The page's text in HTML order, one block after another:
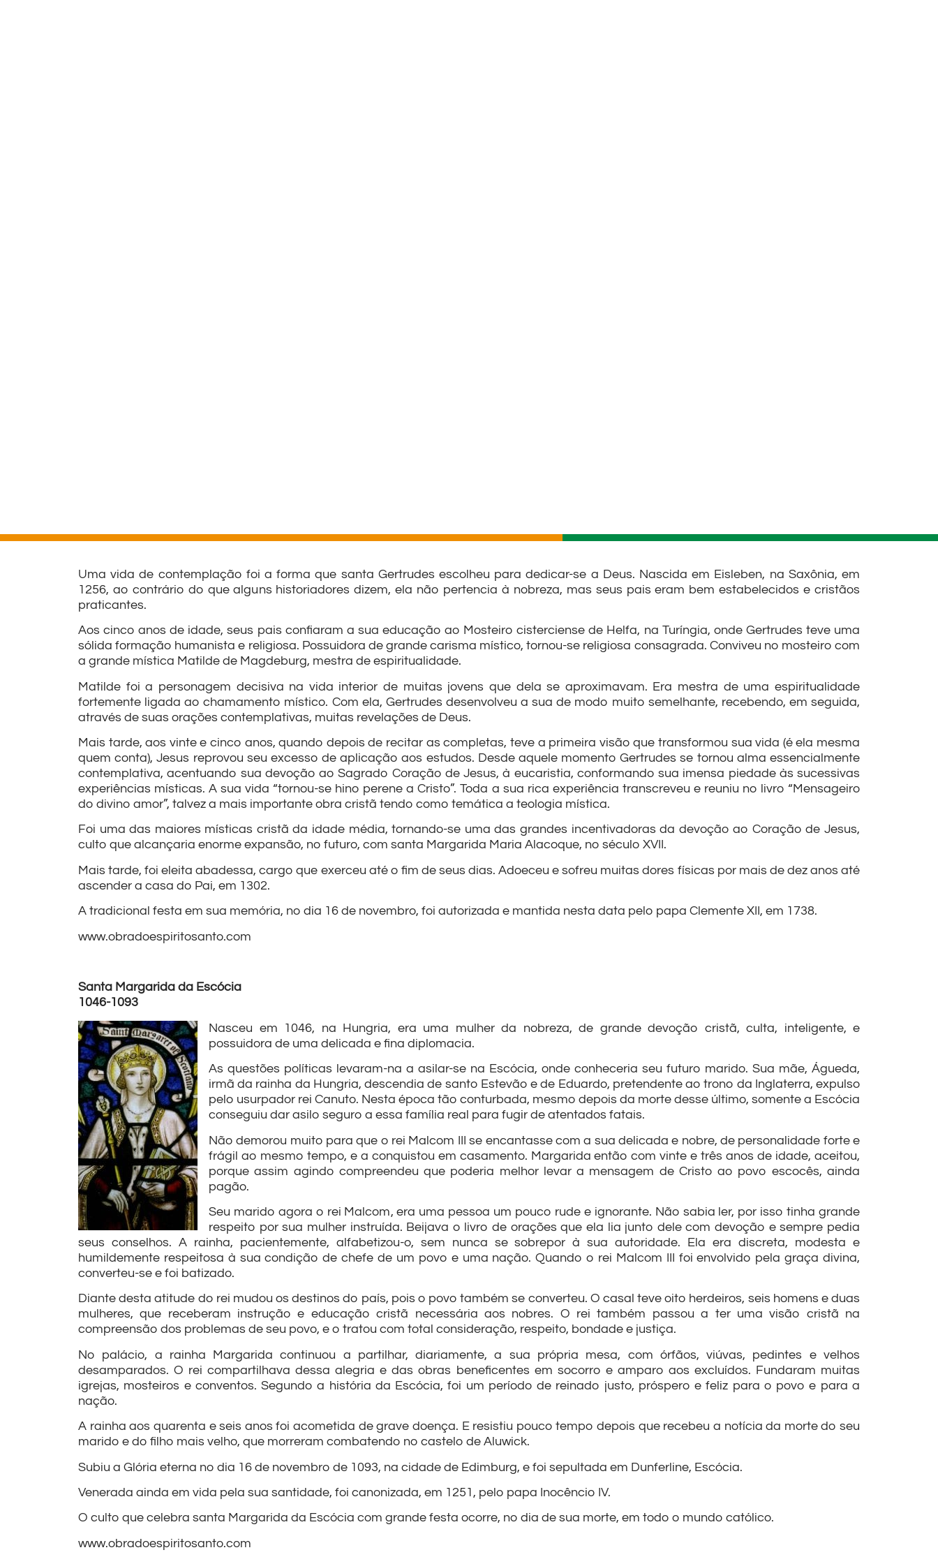
Uma vida de contemplação foi a forma que santa Gertrudes escolheu para dedicar-se a Deus. Nascida em Eisleben, na Saxônia, em
1256, ao contrário do que alguns historiadores dizem, ela não pertencia à nobreza, mas seus pais eram bem estabelecidos e cristãos
praticantes.
Aos cinco anos de idade, seus pais confiaram a sua educação ao Mosteiro cisterciense de Helfa, na Turíngia, onde Gertrudes teve uma
sólida formação humanista e religiosa. Possuidora de grande carisma místico, tornou-se religiosa consagrada. Conviveu no mosteiro com
a grande mística Matilde de Magdeburg, mestra de espiritualidade.
Matilde foi a personagem decisiva na vida interior de muitas jovens que dela se aproximavam. Era mestra de uma espiritualidade
fortemente ligada ao chamamento místico. Com ela, Gertrudes desenvolveu a sua de modo muito semelhante, recebendo, em seguida,
através de suas orações contemplativas, muitas revelações de Deus.
Mais tarde, aos vinte e cinco anos, quando depois de recitar as completas, teve a primeira visão que transformou sua vida (é ela mesma
quem conta), Jesus reprovou seu excesso de aplicação aos estudos. Desde aquele momento Gertrudes se tornou alma essencialmente
contemplativa, acentuando sua devoção ao Sagrado Coração de Jesus, à eucaristia, conformando sua imensa piedade às sucessivas
experiências místicas. A sua vida “tornou-se hino perene a Cristo”. Toda a sua rica experiência transcreveu e reuniu no livro “Mensageiro
do divino amor”, talvez a mais importante obra cristã tendo como temática a teologia mística.
Foi uma das maiores místicas cristã da idade média, tornando-se uma das grandes incentivadoras da devoção ao Coração de Jesus,
culto que alcançaria enorme expansão, no futuro, com santa Margarida Maria Alacoque, no século XVII.
Mais tarde, foi eleita abadessa, cargo que exerceu até o fim de seus dias. Adoeceu e sofreu muitas dores físicas por mais de dez anos até
ascender a casa do Pai, em 1302.
A tradicional festa em sua memória, no dia 16 de novembro, foi autorizada e mantida nesta data pelo papa Clemente XII, em 1738.
www.obradoespiritosanto.com
Santa Margarida da Escócia
1046-1093
Nasceu em 1046, na Hungria, era uma mulher da nobreza, de grande devoção cristã, culta, inteligente, e
possuidora de uma delicada e fina diplomacia.
As questões políticas levaram-na a asilar-se na Escócia, onde conheceria seu futuro marido. Sua mãe, Águeda,
irmã da rainha da Hungria, descendia de santo Estevão e de Eduardo, pretendente ao trono da Inglaterra, expulso
pelo usurpador rei Canuto. Nesta época tão conturbada, mesmo depois da morte desse último, somente a Escócia
conseguiu dar asilo seguro a essa família real para fugir de atentados fatais.
Não demorou muito para que o rei Malcom III se encantasse com a sua delicada e nobre, de personalidade forte e
frágil ao mesmo tempo, e a conquistou em casamento. Margarida então com vinte e três anos de idade, aceitou,
porque assim agindo compreendeu que poderia melhor levar a mensagem de Cristo ao povo escocês, ainda
pagão.
Seu marido agora o rei Malcom, era uma pessoa um pouco rude e ignorante. Não sabia ler, por isso tinha grande
respeito por sua mulher instruída. Beijava o livro de orações que ela lia junto dele com devoção e sempre pedia
seus conselhos. A rainha, pacientemente, alfabetizou-o, sem nunca se sobrepor à sua autoridade. Ela era discreta, modesta e
humildemente respeitosa à sua condição de chefe de um povo e uma nação. Quando o rei Malcom III foi envolvido pela graça divina,
converteu-se e foi batizado.
Diante desta atitude do rei mudou os destinos do país, pois o povo também se converteu. O casal teve oito herdeiros, seis homens e duas
mulheres, que receberam instrução e educação cristã necessária aos nobres. O rei também passou a ter uma visão cristã na
compreensão dos problemas de seu povo, e o tratou com total consideração, respeito, bondade e justiça.
No palácio, a rainha Margarida continuou a partilhar, diariamente, a sua própria mesa, com órfãos, viúvas, pedintes e velhos
desamparados. O rei compartilhava dessa alegria e das obras beneficentes em socorro e amparo aos excluídos. Fundaram muitas
igrejas, mosteiros e conventos. Segundo a história da Escócia, foi um período de reinado justo, próspero e feliz para o povo e para a
nação.
A rainha aos quarenta e seis anos foi acometida de grave doença. E resistiu pouco tempo depois que recebeu a notícia da morte do seu
marido e do filho mais velho, que morreram combatendo no castelo de Aluwick.
Subiu a Glória eterna no dia 16 de novembro de 1093, na cidade de Edimburg, e foi sepultada em Dunferline, Escócia.
Venerada ainda em vida pela sua santidade, foi canonizada, em 1251, pelo papa Inocêncio IV.
O culto que celebra santa Margarida da Escócia com grande festa ocorre, no dia de sua morte, em todo o mundo católico.
www.obradoespiritosanto.com